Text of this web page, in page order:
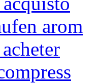
arom